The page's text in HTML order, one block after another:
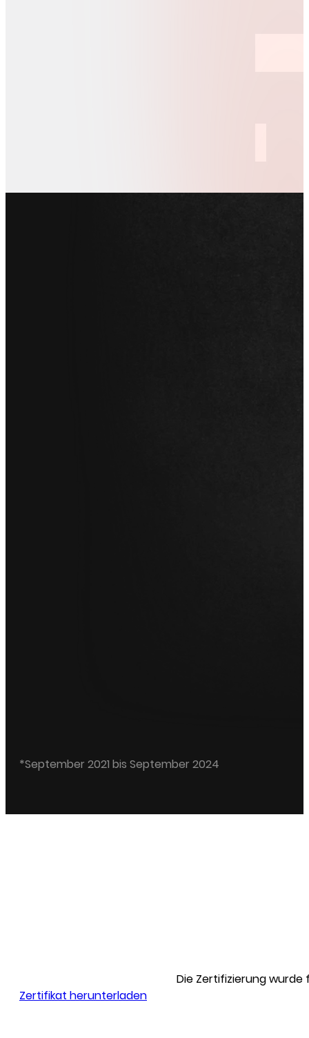
*September 2021 bis September 2024
Die Zertifizierung
Zertifikat herunterladen